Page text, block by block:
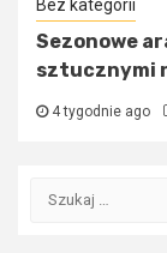
Bez kategorii
Sezonowe
sztucznymi
4 tygodnie ago
Szukaj: